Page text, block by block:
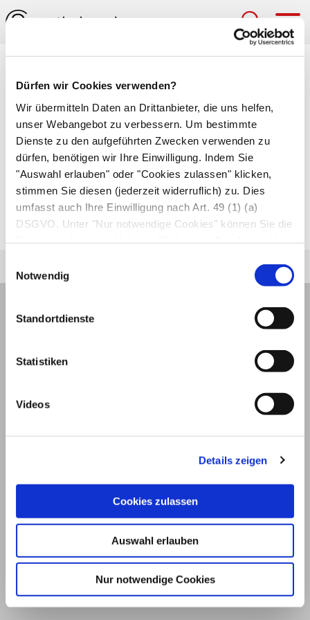
Dürfen wir Cookies verwenden?
Wir übermitteln Daten an Drittanbieter, die uns helfen,
unser Webangebot zu verbessern. Um bestimmte
Dienste zu den aufgeführten Zwecken verwenden zu
dürfen, benötigen wir Ihre Einwilligung. Indem Sie
"Auswahl erlauben" oder "Cookies zulassen" klicken,
stimmen Sie diesen (jederzeit widerruflich) zu. Dies
umfasst auch Ihre Einwilligung nach Art. 49 (1) (a)
DSGVO. Unter "Nur notwendige Cookies" können Sie die
Notwendig
Standortdienste
Statistiken
Videos
Details zeigen
Cookies zulassen
Auswahl erlauben
Nur notwendige Cookies
Manifestation
Sichtbarwerden einer Erkrankung durch die
ersten typischen Symptome.
Ausbildung von Merkmalen, die
charakteristisch für bestimmte Erbanlagen
sind.
© 2026
Impressum und Nutzungsbedingungen
Datenschutz Privatsphäre
Qualitätsrichtlinien Barrierefreiheit